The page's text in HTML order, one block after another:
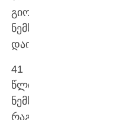
გიორგი
ნემსაძე
დაიკავებს.
41
წლის
ნემსაძემ
რაგბის